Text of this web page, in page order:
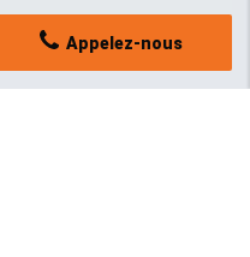
Appelez-nous